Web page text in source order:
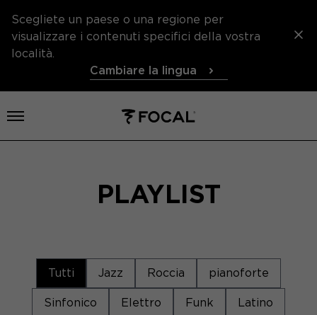
Scegliete un paese o una regione per
visualizzare i contenuti specifici della vostra
località.
Cambiare la lingua
Aprire il menu
PLAYLIST
Tutti Jazz Roccia pianoforte
Sinfonico Elettro Funk Latino